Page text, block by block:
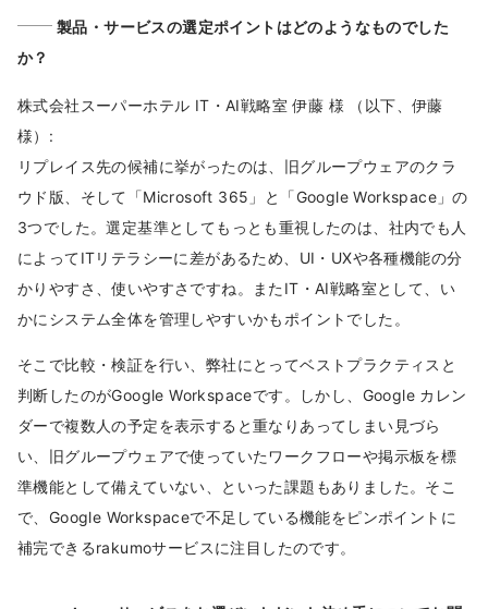
製品・サービスの選定ポイントはどのようなものでした
か？
株式会社スーパーホテル IT・AI戦略室 伊藤 様 （以下、伊藤
様）:
リプレイス先の候補に挙がったのは、旧グループウェアのクラ
ウド版、そして「Microsoft 365」と「Google Workspace」の
3つでした。選定基準としてもっとも重視したのは、社内でも人
によってITリテラシーに差があるため、UI・UXや各種機能の分
かりやすさ、使いやすさですね。またIT・AI戦略室として、い
かにシステム全体を管理しやすいかもポイントでした。
そこで比較・検証を行い、弊社にとってベストプラクティスと
判断したのがGoogle Workspaceです。しかし、Google カレン
ダーで複数人の予定を表示すると重なりあってしまい見づら
い、旧グループウェアで使っていたワークフローや掲示板を標
準機能として備えていない、といった課題もありました。そこ
で、Google Workspaceで不足している機能をピンポイントに
補完できるrakumoサービスに注目したのです。